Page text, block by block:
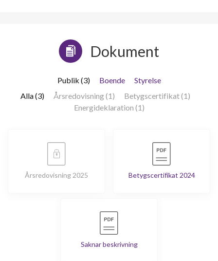
Dokument
Publik (3) Boende
Styrelse
Alla (3)
Årsredovisning (1)
Betygscertifikat (1)
Energideklaration (1)
Årsredovisning 2025 Betygscertifikat 2024
Saknar beskrivning